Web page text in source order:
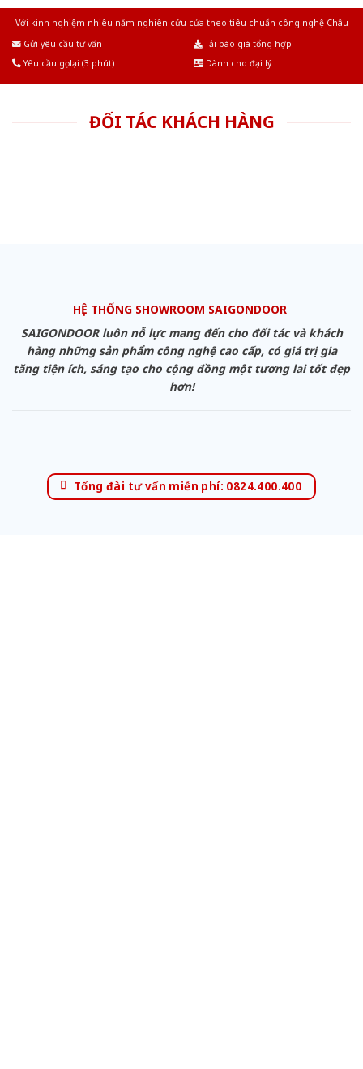
Với kinh nghiệm nhiêu năm nghiên cứu cửa theo tiêu chuẩn công nghệ Châu
Gửi yêu cầu tư vấn
Tải báo giá tổng hợp
Yêu cầu gọi lại (3 phút)
Dành cho đại lý
ĐỐI TÁC KHÁCH HÀNG
HỆ THỐNG SHOWROOM SAIGONDOOR
SAIGONDOOR luôn nỗ lực mang đến cho đối tác và khách
hàng những sản phẩm công nghệ cao cấp, có giá trị gia
tăng tiện ích, sáng tạo cho cộng đồng một tương lai tốt đẹp
hơn!
Tổng đài tư vấn miễn phí: 0824.400.400